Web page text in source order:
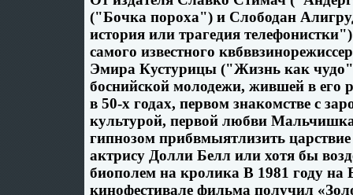
("Бочка пороха") и Слободан
история или трагедия
самого известного
Эмира Кустурицы ("Жизнь как
боснийской молодежи, жившей в его
в 50-х годах, первом знакомстве с
культурой, первой любви
гипнозом прибвмыятлизить
актрису Долли Белл или хотя бы
биополем на кролика В 1981 году на
кинофестивале фильма получил